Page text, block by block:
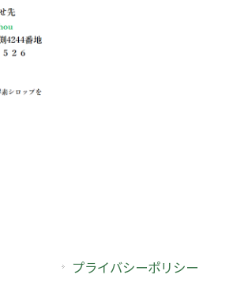
プライバシーポリシー